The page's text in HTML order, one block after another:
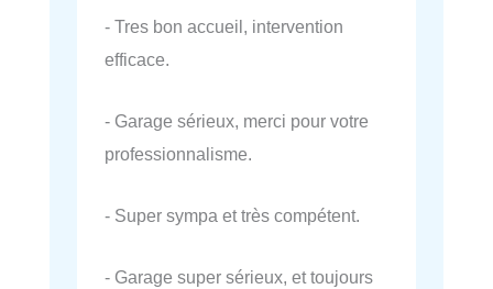
- Tres bon accueil, intervention
efficace.
- Garage sérieux, merci pour votre
professionnalisme.
- Super sympa et très compétent.
- Garage super sérieux, et toujours